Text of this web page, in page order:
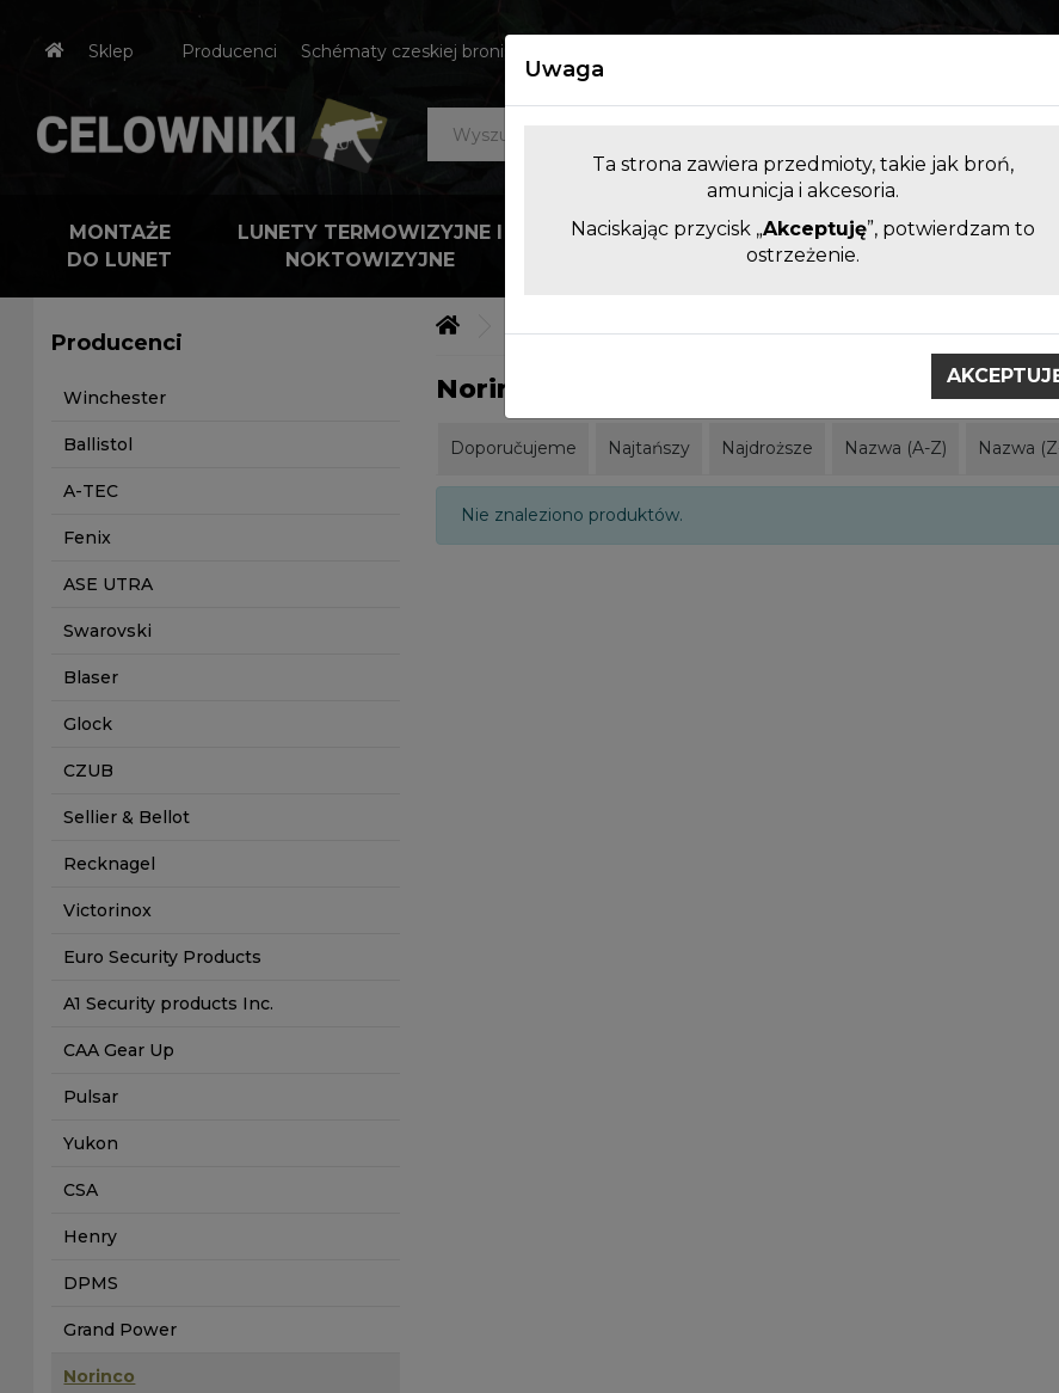
Sklep Producenci Schématy czeskiej broni
MONTAŻE
DO LUNET
LUNETY TERMOWIZYJNE I
NOKTOWIZYJNE
LUFY DO BRONI KRÓTKIEJ I
DŁUGIEJ BEZ KOMORY
Producenci
Winchester
Ballistol
A-TEC
Fenix
ASE UTRA
Swarovski
Blaser
Glock
CZUB
Sellier & Bellot
Recknagel
Victorinox
Euro Security Products
A1 Security products Inc.
CAA Gear Up
Pulsar
Yukon
CSA
Henry
DPMS
Grand Power
Norinco
Norinco
Doporučujeme Najtańszy Najdroższe Nazwa (A-Z) Nazwa
Nie znaleziono produktów.
Uwaga
Ta strona zawiera przedmioty, takie jak broń,
amunicja i akcesoria.
Naciskając przycisk „Akceptuję”, potwierdzam to
ostrzeżenie.